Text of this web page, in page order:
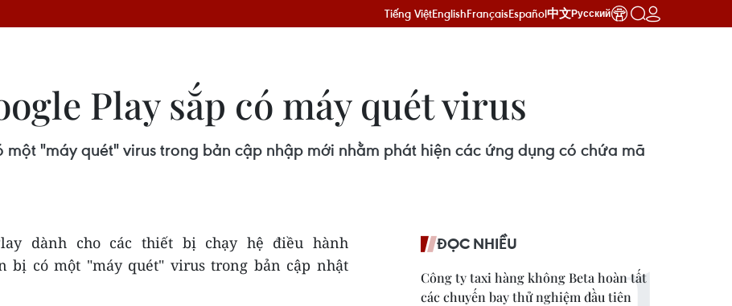
Tiếng ViệtEnglishFrançaisEspañol中文Русский
Play sắp có máy quét virus
"máy quét" virus trong bản cập nhập mới nhằm phát hiện các ứng dụng có chứa mã
dành cho các thiết bị chạy hệ điều hành
bị có một "máy quét" virus trong bản cập nhật
ĐỌC NHIỀU
Công ty taxi hàng không Beta hoàn tất
các chuyến bay thử nghiệm đầu tiên